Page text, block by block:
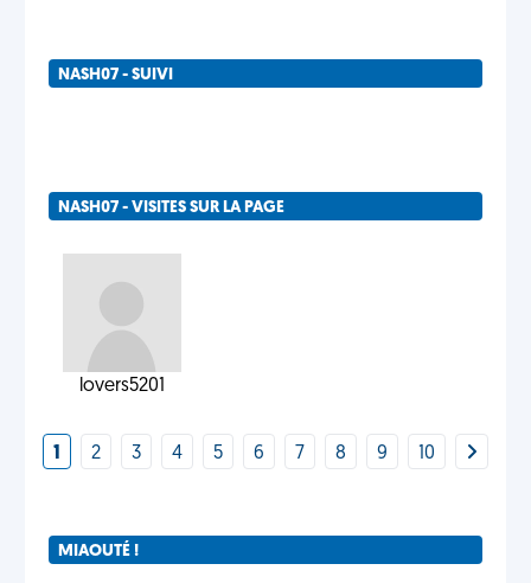
NASH07 - SUIVI
NASH07 - VISITES SUR LA PAGE
lovers5201
1 2 3 4 5 6 7 8 9 10
MIAOUTÉ !